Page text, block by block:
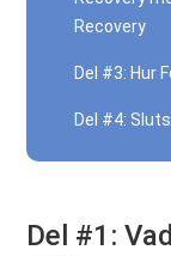
Recovery
Del #3: Hur
Del #4:
Del #1: